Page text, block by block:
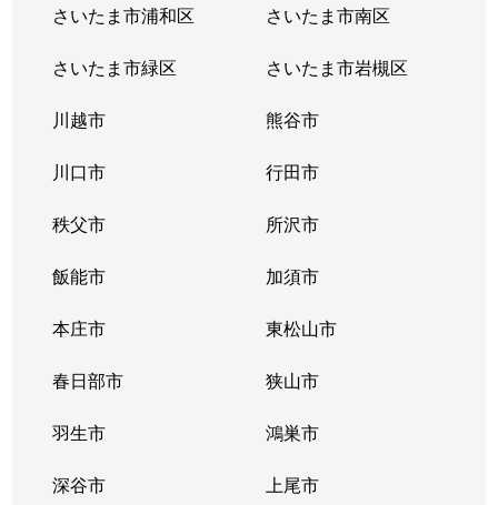
さいたま市浦和区 さいたま市南区
さいたま市緑区 さいたま市岩槻区
川越市 熊谷市
川口市 行田市
秩父市 所沢市
飯能市 加須市
本庄市 東松山市
春日部市 狭山市
羽生市 鴻巣市
深谷市 上尾市